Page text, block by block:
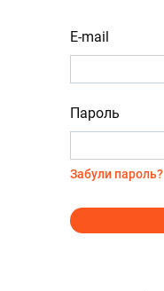
E-mail
Пароль
Забули пароль?